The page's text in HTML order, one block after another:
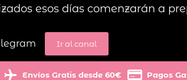
esos días comenzarán a
Ir al canal
Envíos Gratis desde 60€ Pagos